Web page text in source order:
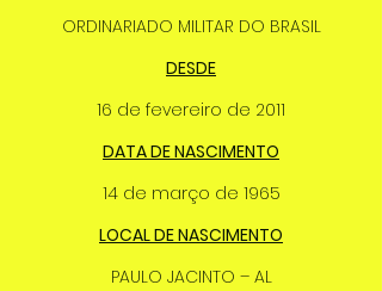
ORDINARIADO MILITAR DO BRASIL
DESDE
16 de fevereiro de 2011
DATA DE NASCIMENTO
14 de março de 1965
LOCAL DE NASCIMENTO
PAULO JACINTO – AL